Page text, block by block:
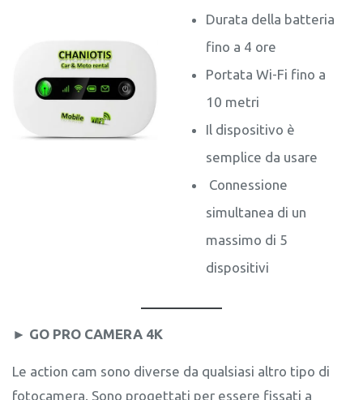
Durata della batteria
fino a 4 ore
Portata Wi-Fi fino a
10 metri
Il dispositivo è
semplice da usare
Connessione
simultanea di un
massimo di 5
dispositivi
► GO PRO CAMERA 4K
Le action cam sono diverse da qualsiasi altro tipo di
fotocamera. Sono progettati per essere fissati a